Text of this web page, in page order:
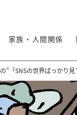
家族・人間関係
”「SNSの世界ばっかり